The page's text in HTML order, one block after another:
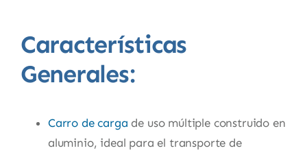
Características
Generales:
Carro de carga de uso múltiple construido en
aluminio, ideal para el transporte de